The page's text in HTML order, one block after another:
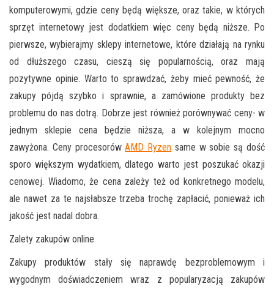
komputerowymi, gdzie ceny będą większe, oraz takie, w których
sprzęt internetowy jest dodatkiem więc ceny będą niższe. Po
pierwsze, wybierajmy sklepy internetowe, które działają na rynku
od dłuższego czasu, cieszą się popularnością, oraz mają
pozytywne opinie. Warto to sprawdzać, żeby mieć pewność, że
zakupy pójdą szybko i sprawnie, a zamówione produkty bez
problemu do nas dotrą. Dobrze jest również porównywać ceny- w
jednym sklepie cena będzie niższa, a w kolejnym mocno
zawyżona. Ceny procesorówAMD Ryzen same w sobie są dość
sporo większym wydatkiem, dlatego warto jest poszukać okazji
cenowej. Wiadomo, że cena zależy też od konkretnego modelu,
ale nawet za te najsłabsze trzeba trochę zapłacić, ponieważ ich
jakość jest nadal dobra.
Zalety zakupów online
Zakupy produktów stały się naprawdę bezproblemowym i
wygodnym doświadczeniem wraz z popularyzacją zakupów